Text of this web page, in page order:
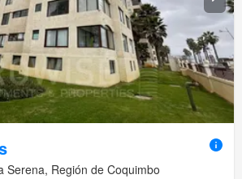
Serena, Región de Coquimbo